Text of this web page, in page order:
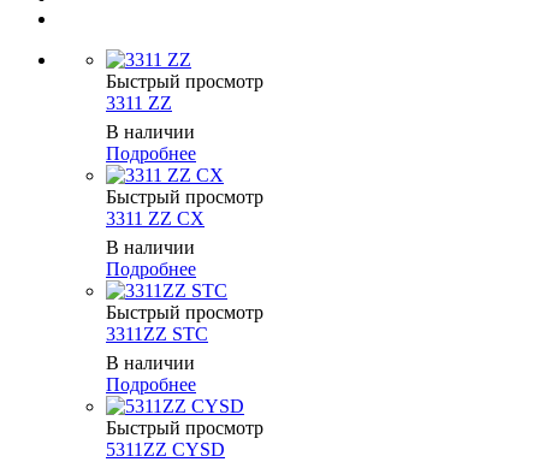
Быстрый просмотр
3311 ZZ
В наличии
Подробнее
Быстрый просмотр
3311 ZZ CX
В наличии
Подробнее
Быстрый просмотр
3311ZZ STC
В наличии
Подробнее
Быстрый просмотр
5311ZZ CYSD